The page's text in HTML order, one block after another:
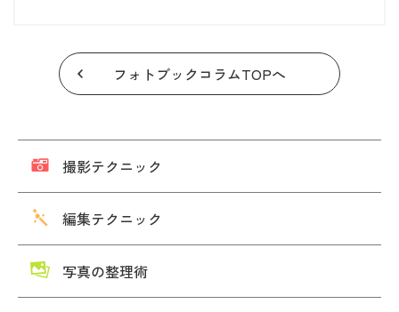
フォトブックコラムTOPへ
撮影テクニック
編集テクニック
写真の整理術